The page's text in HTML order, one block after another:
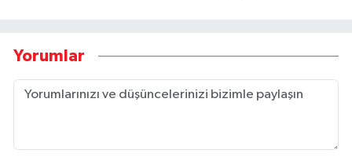
Yorumlar